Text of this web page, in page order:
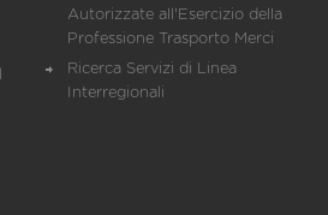
Autorizzate all'Esercizio della
Professione Trasporto Merci
Ricerca Servizi di Linea
Interregionali